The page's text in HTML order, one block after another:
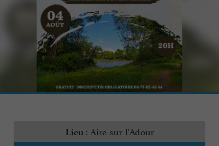
Lieu : Aire-sur-l'Adour